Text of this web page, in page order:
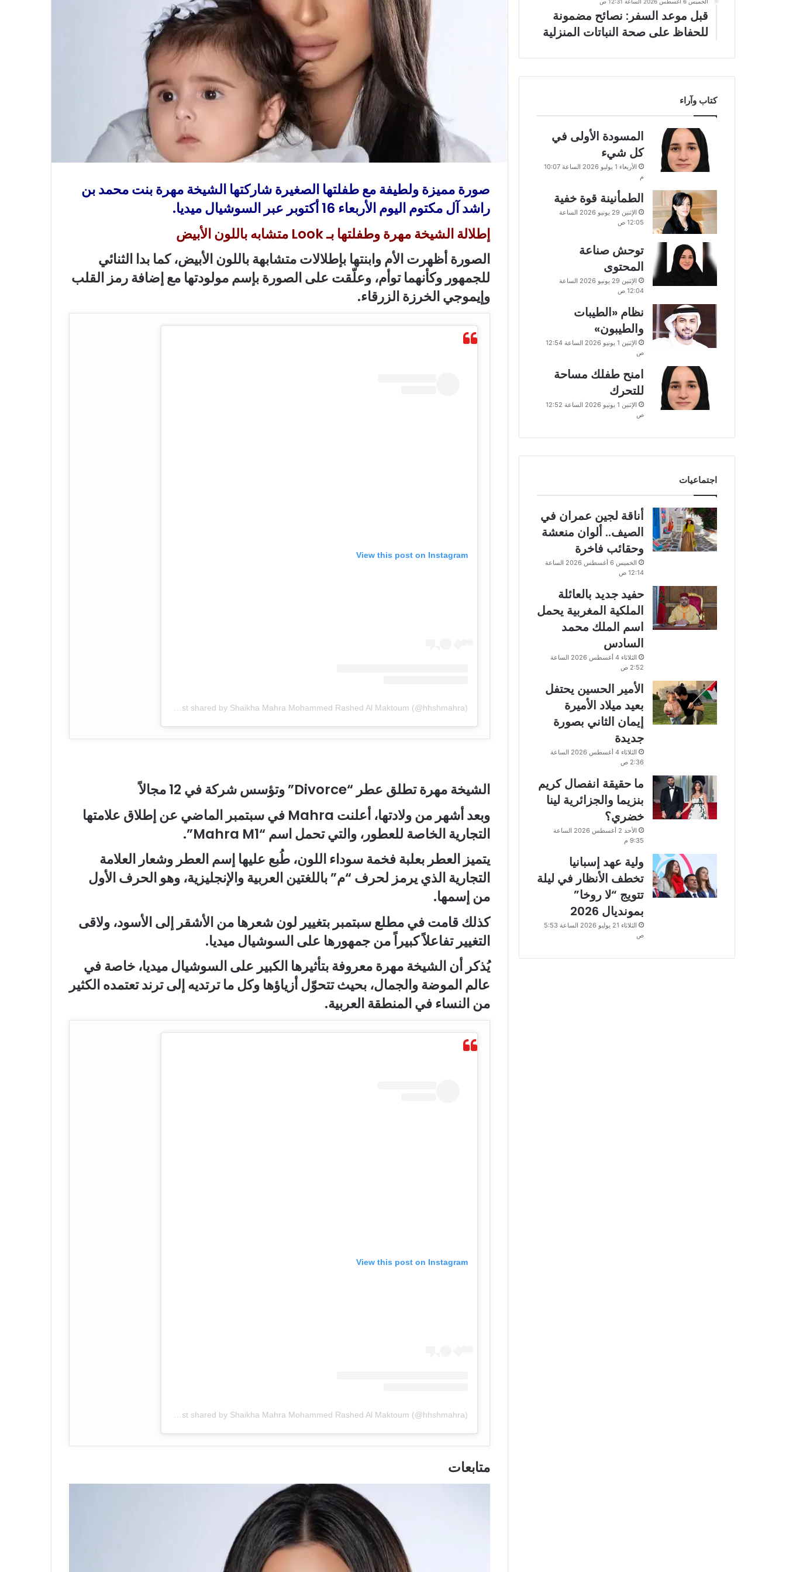
صورة مميزة ولطيفة مع طفلتها الصغيرة شاركتها الشيخة مهرة بنت محمد بن
راشد آل مكتوم اليوم الأربعاء 16 أكتوبر عبر السوشيال ميديا.
إطلالة الشيخة مهرة وطفلتها بـ Look متشابه باللون الأبيض
الصورة أظهرت الأم وابنتها بإطلالات متشابهة باللون الأبيض، كما بدا الثنائي
للجمهور وكأنهما توأم، وعلّقت على الصورة بإسم مولودتها مع إضافة رمز القلب
وإيموجي الخرزة الزرقاء.
View this post on Instagram
الشيخة مهرة تطلق عطر “Divorce” وتؤسس شركة في 12 مجالاً
وبعد أشهر من ولادتها، أعلنت Mahra في سبتمبر الماضي عن إطلاق علامتها
التجارية الخاصة للعطور، والتي تحمل اسم “Mahra M1”.
يتميز العطر بعلبة فخمة سوداء اللون، طُبع عليها إسم العطر وشعار العلامة
التجارية الذي يرمز لحرف “م” باللغتين العربية والإنجليزية، وهو الحرف الأول
من إسمها.
كذلك قامت في مطلع سبتمبر بتغيير لون شعرها من الأشقر إلى الأسود، ولاقى
التغيير تفاعلاً كبيراً من جمهورها على السوشيال ميديا.
يُذكر أن الشيخة مهرة معروفة بتأثيرها الكبير على السوشيال ميديا، خاصة في
عالم الموضة والجمال، بحيث تتحوّل أزياؤها وكل ما ترتديه إلى ترند تعتمده الكثير
من النساء في المنطقة العربية.
View this post on Instagram
متابعات
قبل موعد السفر: نصائح مضمونة
للحفاظ على صحة النباتات المنزلية
كتاب وآراء
المسودة الأولى في
كل شيء
الأربعاء 1 يوليو 2026 الساعة 10:07
م
الطمأنينة قوة خفية
الإثنين 29 يونيو 2026 الساعة
12:05 ص
توحش صناعة
المحتوى
الإثنين 29 يونيو 2026 الساعة
12:04 ص
نظام «الطيبات
والطيبون»
الإثنين 1 يونيو 2026 الساعة 12:54
ص
امنح طفلك مساحة
للتحرك
الإثنين 1 يونيو 2026 الساعة 12:52
ص
اجتماعيات
أناقة لجين عمران في
الصيف.. ألوان منعشة
وحقائب فاخرة
الخميس 6 أغسطس 2026 الساعة
12:14 ص
حفيد جديد بالعائلة
الملكية المغربية يحمل
اسم الملك محمد
السادس
الثلاثاء 4 أغسطس 2026 الساعة
2:52 ص
الأمير الحسين يحتفل
بعيد ميلاد الأميرة
إيمان الثاني بصورة
جديدة
الثلاثاء 4 أغسطس 2026 الساعة
2:36 ص
ما حقيقة انفصال كريم
بنزيما والجزائرية لينا
خضري؟
الأحد 2 أغسطس 2026 الساعة
9:35 م
ولية عهد إسبانيا
تخطف الأنظار في ليلة
تتويج “لا روخا”
بمونديال 2026
الثلاثاء 21 يوليو 2026 الساعة 5:53
ص